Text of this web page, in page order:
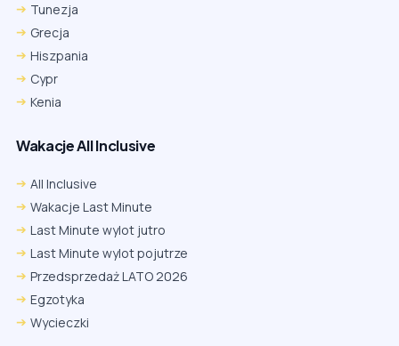
Tunezja
Grecja
Hiszpania
Cypr
Kenia
Wakacje All Inclusive
All Inclusive
Wakacje Last Minute
Last Minute wylot jutro
Last Minute wylot pojutrze
Przedsprzedaż LATO 2026
Egzotyka
Wycieczki